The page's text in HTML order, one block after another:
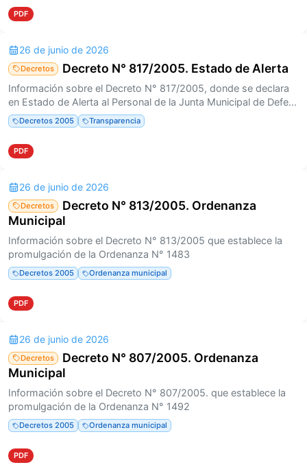
PDF
26 de junio de 2026
Decretos Decreto N° 817/2005. Estado de Alerta
Información sobre el Decreto N° 817/2005, donde se declara
en Estado de Alerta al Personal de la Junta Municipal de Defe...
Decretos 2005 Transparencia
PDF
26 de junio de 2026
Decretos
Decreto N° 813/2005. Ordenanza
Municipal
Información sobre el Decreto N° 813/2005 que establece la
promulgación de la Ordenanza N° 1483
Decretos 2005 Ordenanza municipal
PDF
26 de junio de 2026
Decretos
Decreto N° 807/2005. Ordenanza
Municipal
Información sobre el Decreto N° 807/2005. que establece la
promulgación de la Ordenanza N° 1492
Decretos 2005 Ordenanza municipal
PDF